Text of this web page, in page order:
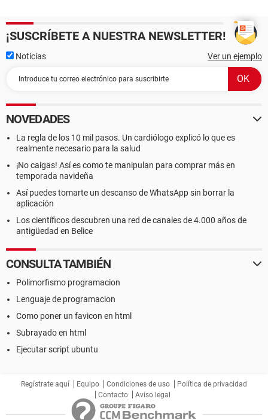
¡SUSCRÍBETE A NUESTRA NEWSLETTER!
Noticias Ver un ejemplo
NOVEDADES
La regla de los 10 mil pasos. Un cardiólogo explicó lo que es
realmente necesario para la salud
¡No caigas! Así es como te manipulan para comprar más en
temporada navideña
Así puedes tomarte un descanso de WhatsApp sin borrar la
aplicación
Los científicos descubren una red de canales de 4.000 años de
antigüedad en Belice
CONSULTA TAMBIÉN
Polimorfismo programacion
Lenguaje de programacion
Como poner un favicon en html
Subrayado en html
Ejecutar script ubuntu
Regístrate aquí Equipo Condiciones de uso
Política de privacidad
Contacto
Aviso legal